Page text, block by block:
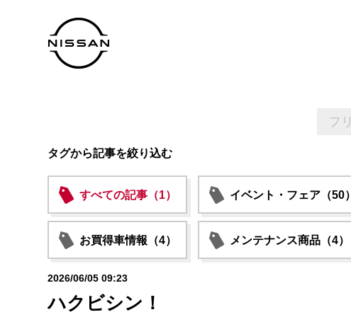
タグから記事を絞り込む
すべての記事（1） イベント・フェア（50）
お買得車情報（4） メンテナンス商品（4）
2026/06/05 09:23
ハクビシン！